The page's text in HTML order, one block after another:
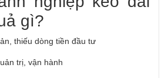
gì?
thiếu dòng tiền đầu tư
trị, vận hành